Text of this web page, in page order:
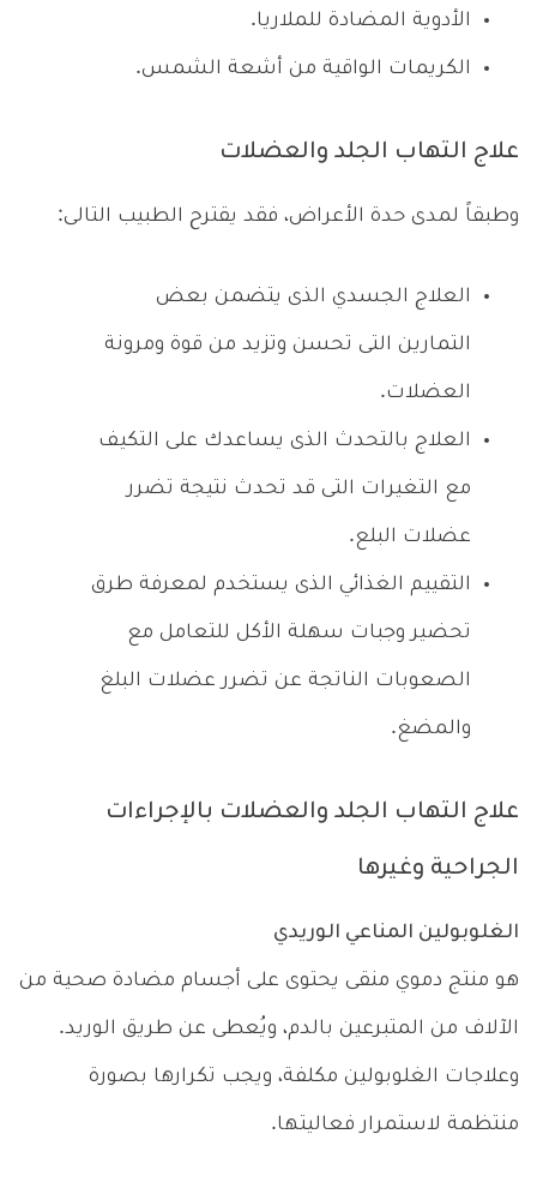
الأدوية المضادة للملاريا.
الكريمات الواقية من أشعة الشمس.
علاج التهاب الجلد والعضلات
وطبقاً لمدى حدة الأعراض، فقد يقترح الطبيب التالى:
العلاج الجسدي الذى يتضمن بعض
التمارين التى تحسن وتزيد من قوة ومرونة
العضلات.
العلاج بالتحدث الذى يساعدك على التكيف
مع التغيرات التى قد تحدث نتيجة تضرر
عضلات البلع.
التقييم الغذائي الذى يستخدم لمعرفة طرق
تحضير وجبات سهلة الأكل للتعامل مع
الصعوبات الناتجة عن تضرر عضلات البلغ
والمضغ.
علاج التهاب الجلد والعضلات بالإجراءات
الجراحية وغيرها
الغلوبولين المناعي الوريدي
هو منتج دموي منقى يحتوى على أجسام مضادة صحية من
الآلاف من المتبرعين بالدم، ويُعطى عن طريق الوريد.
وعلاجات الغلوبولين مكلفة، ويجب تكرارها بصورة
منتظمة لاستمرار فعاليتها.